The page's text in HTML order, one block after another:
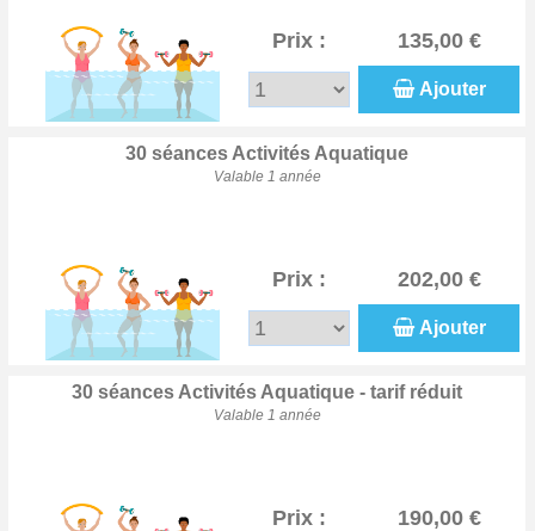
Prix : 135,00 €
Ajouter
30 séances Activités Aquatique
Valable 1 année
Prix : 202,00 €
Ajouter
30 séances Activités Aquatique - tarif réduit
Valable 1 année
Prix : 190,00 €